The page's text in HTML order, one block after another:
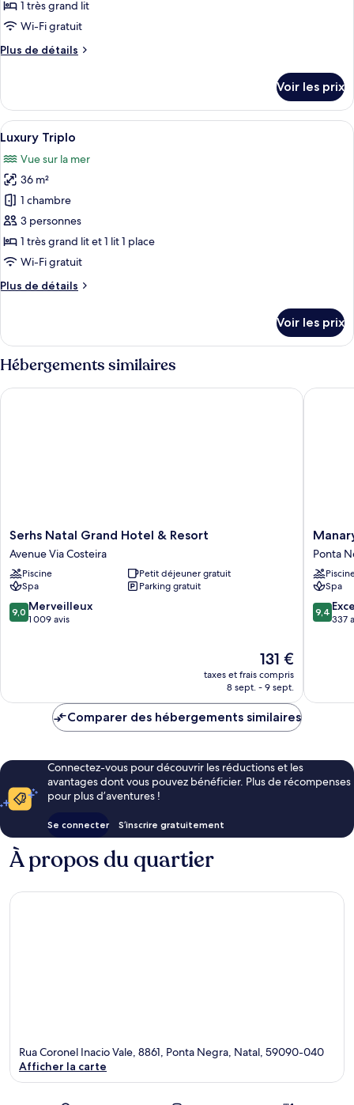
de
chambre :
Suite
1 très grand lit
Wi-Fi gratuit
Plus de détails
Plus
le
type
de
chambre
Suite
Premium
Voir les prix
Afficher
toutes
les
photos
pour
ce
type
de
chambre :
Luxury
Un balcon avec deux fauteuils en
1
Luxury Triplo
Vue sur la mer
36 m²
1 chambre
3 personnes
1 très grand lit et 1 lit 1 place
Wi-Fi gratuit
Plus de détails
Plus
le
type
de
Luxury
Voir les prix
Hébergements similaires
Serhs
Natal
Grand
Hotel
&
Resort
Avenue
Serhs Natal Grand Hotel & Resort
Avenue Via Costeira
Piscine
Petit déjeuner gratuit
Spa
Parking gratuit
9.0
sur
9,0 Merveilleux
1 009 avis
Le
nouveau
prix
de
131 €
taxes et frais compris
8 sept. - 9 sept.
Serhs Natal Grand Hotel & Resort
Manary
Praia
Hotel
Ponta
Negra
Ponta
Spa
9.4
sur
9,4
337
Manary
Comparer des hébergements similaires
Connectez-vous pour découvrir les réductions et les
avantages dont vous pouvez bénéficier. Plus de récompenses
pour plus d’aventures !
Se connecter S’inscrire gratuitement
À propos du quartier
Rua Coronel Inacio Vale, 8861, Ponta Negra, Natal, 59090-040
Afficher la carte